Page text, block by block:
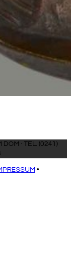
· TEL. (0241)
•